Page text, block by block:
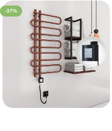
-37%